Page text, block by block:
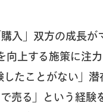
入」双方の成長
上する施策に注
たことがない」
売る」という経験